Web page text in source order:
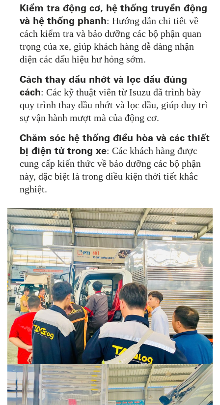
Kiểm tra động cơ, hệ thống truyền động
và hệ thống phanh: Hướng dẫn chi tiết về
cách kiểm tra và bảo dưỡng các bộ phận quan
trọng của xe, giúp khách hàng dễ dàng nhận
diện các dấu hiệu hư hỏng sớm.
Cách thay dầu nhớt và lọc dầu đúng
cách: Các kỹ thuật viên từ Isuzu đã trình bày
quy trình thay dầu nhớt và lọc dầu, giúp duy trì
sự vận hành mượt mà của động cơ.
Chăm sóc hệ thống điều hòa và các thiết
bị điện tử trong xe: Các khách hàng được
cung cấp kiến thức về bảo dưỡng các bộ phận
này, đặc biệt là trong điều kiện thời tiết khắc
nghiệt.